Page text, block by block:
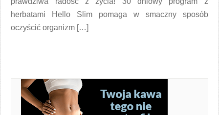
herbatami Hello Slim pomaga w smaczny sposób
oczyścić organizm […]